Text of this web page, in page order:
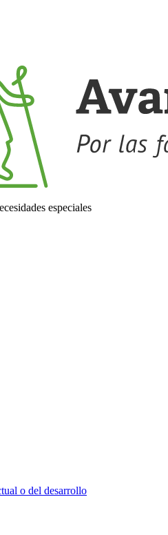
especiales
o del desarrollo